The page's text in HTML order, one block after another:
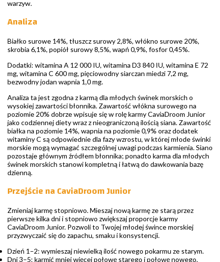
warzyw.
Analiza
Białko surowe 14%, tłuszcz surowy 2,8%, włókno surowe 20%,
skrobia 6,1%, popiół surowy 8,5%, wapń 0,9%, fosfor 0,45%.
Dodatki: witamina A 12 000 IU, witamina D3 840 IU, witamina E 72
mg, witamina C 600 mg, pięciowodny siarczan miedzi 7,2 mg,
bezwodny jodan wapnia 1,0 mg.
Analiza ta jest zgodna z karmą dla młodych świnek morskich o
wysokiej zawartości błonnika. Zawartość włókna surowego na
poziomie 20% dobrze wpisuje się w rolę karmy CaviaDroom Junior
jako codziennej diety wraz z nieograniczoną ilością siana. Zawartość
białka na poziomie 14%, wapnia na poziomie 0,9% oraz dodatek
witaminy C są odpowiednie dla fazy wzrostu, w której młode świnki
morskie mogą wymagać szczególnej uwagi podczas karmienia. Siano
pozostaje głównym źródłem błonnika; ponadto karma dla młodych
świnek morskich stanowi kompletną i łatwą do dawkowania bazę
dzienną.
Przejście na CaviaDroom Junior
Zmieniaj karmę stopniowo. Mieszaj nową karmę ze starą przez
pierwsze kilka dni i stopniowo zwiększaj proporcje karmy
CaviaDroom Junior. Pozwoli to Twojej młodej śwince morskiej
przyzwyczaić się do zapachu, smaku i konsystencji.
Dzień 1–2: wymieszaj niewielką ilość nowego pokarmu ze starym.
Dni 3–5: karmić mniej więcej połowę starego i połowę nowego.